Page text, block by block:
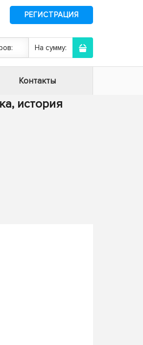
РЕГИСТРАЦИЯ
На сумму:
Контакты
история